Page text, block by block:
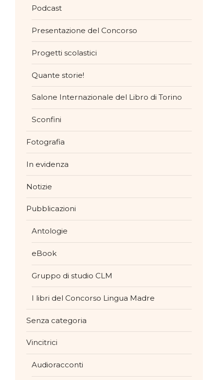
Podcast
Presentazione del Concorso
Progetti scolastici
Quante storie!
Salone Internazionale del Libro di Torino
Sconfini
Fotografia
In evidenza
Notizie
Pubblicazioni
Antologie
eBook
Gruppo di studio CLM
I libri del Concorso Lingua Madre
Senza categoria
Vincitrici
Audioracconti